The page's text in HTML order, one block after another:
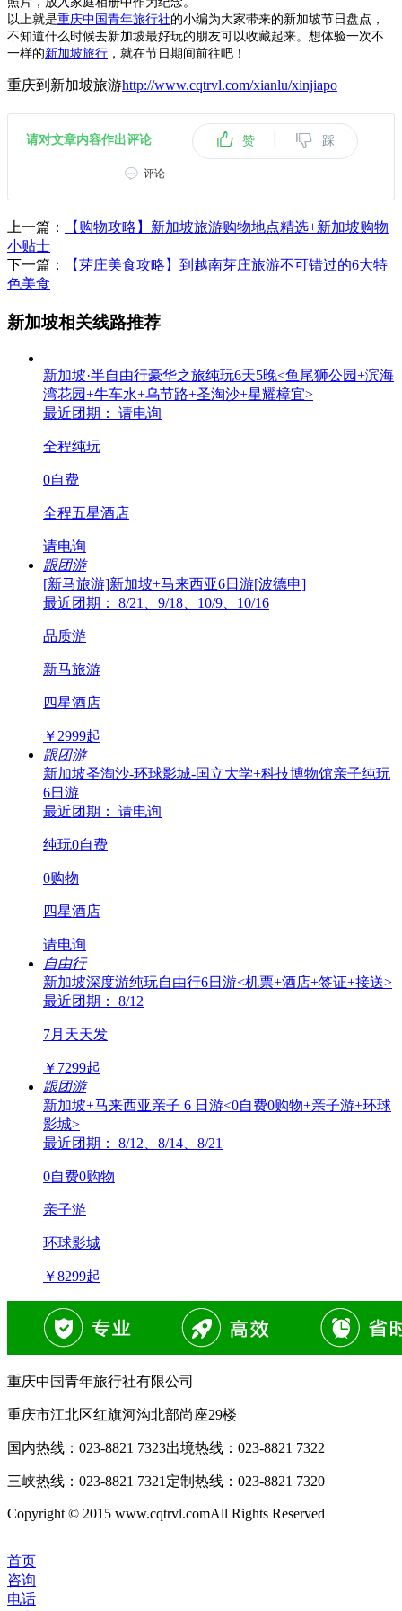
以上就是重庆中国青年旅行社的小编为大家带来的新加坡节日盘点，
不知道什么时候去新加坡最好玩的朋友可以收藏起来。想体验一次不
一样的新加坡旅行 ，就在节日期间前往吧！
重庆到新加坡旅游http://www.cqtrvl.com/xianlu/xinjiapo
请对文章内容作出评论 赞 | 踩
评论
上一篇：
【购物攻略】新加坡旅游购物地点精选+新加坡购物
小贴士
下一篇：
【芽庄美食攻略】到越南芽庄旅游不可错过的6大特
色美食
新加坡相关线路推荐
新加坡·半自由行豪华之旅纯玩6天5晚<鱼尾狮公园+滨海
湾花园+牛车水+乌节路+圣淘沙+星耀樟宜>
最近团期： 请电询
全程纯玩
0自费
全程五星酒店
请电询
跟团游
[新马旅游]新加坡+马来西亚6日游[波德申]
最近团期： 8/21、9/18、10/9、10/16
品质游
新马旅游
四星酒店
￥ 2999起
跟团游
新加坡圣淘沙-环球影城-国立大学+科技博物馆亲子纯玩
6日游
最近团期： 请电询
纯玩0自费
0购物
四星酒店
请电询
自由行
新加坡深度游纯玩自由行6日游<机票+酒店+签证+接送>
最近团期： 8/12
7月天天发
￥ 7299起
跟团游
新加坡+马来西亚亲子 6 日游<0自费0购物+亲子游+环球
影城>
最近团期： 8/12、8/14、8/21
0自费0购物
亲子游
环球影城
￥8299起
重庆中国青年旅行社有限公司
重庆市江北区红旗河沟北部尚座29楼
国内热线： 023-8821 7323出境热线： 023-8821 7322
三峡热线： 023-8821 7321 定制热线： 023-8821 7320
Copyright © 2015 www.cqtrvl.comAll Rights Reserved
首页
咨询
电话